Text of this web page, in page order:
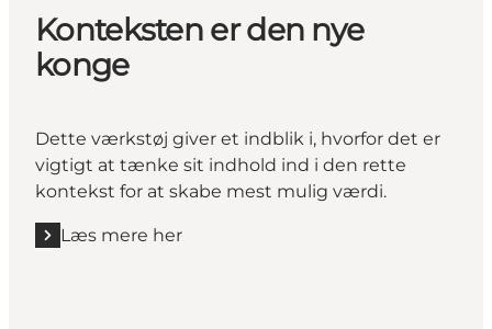
Konteksten er den nye
konge
Dette værkstøj giver et indblik i, hvorfor det er
vigtigt at tænke sit indhold ind i den rette
kontekst for at skabe mest mulig værdi.
Læs mere her